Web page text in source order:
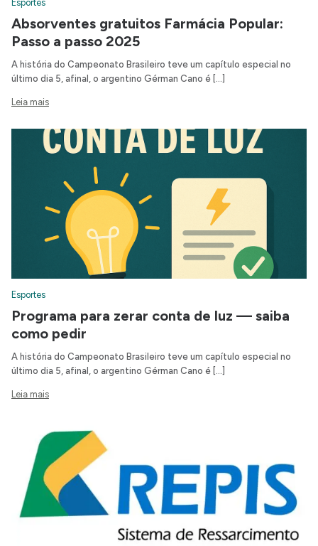
Esportes
Absorventes gratuitos Farmácia Popular:
Passo a passo 2025
A história do Campeonato Brasileiro teve um capítulo especial no
último dia 5, afinal, o argentino Gérman Cano é […]
Leia mais
Esportes
Programa para zerar conta de luz — saiba
como pedir
A história do Campeonato Brasileiro teve um capítulo especial no
último dia 5, afinal, o argentino Gérman Cano é […]
Leia mais